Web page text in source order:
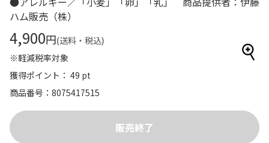
ハム販売（株）
4,900円(送料・税込)
※軽減税率対象
獲得ポイント： 49 pt
商品番号
8075417515